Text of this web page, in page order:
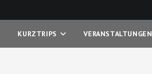
KURZTRIPS VERANSTALTUNGEN